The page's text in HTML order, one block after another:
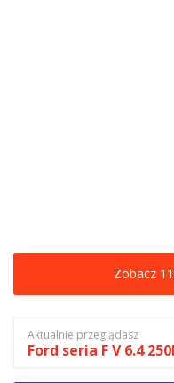
Zobacz
Aktualnie przeglądasz
Ford seria F V 6.4